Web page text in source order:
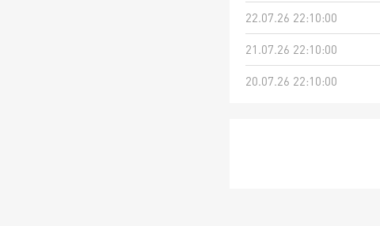
22.07.26 22:10:00
21.07.26 22:10:00
20.07.26 22:10:00